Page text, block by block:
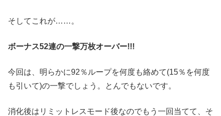
そしてこれが……。
ボーナス52連の一撃万枚オーバー!!!
今回は、明らかに92％ループを何度も絡めて(15％を何度
も引いて)の一撃でしょう。とんでもないです。
消化後はリミットレスモード後なのでもう一回当てて、そ